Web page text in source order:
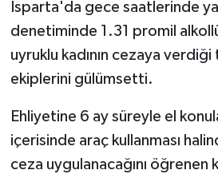
Isparta'da gece saatlerinde
denetiminde 1.31 promil
uyruklu kadının cezaya
ekiplerini gülümsetti.
Ehliyetine 6 ay süreyle el
içerisinde araç kullanması
ceza uygulanacağını öğrenen
Tarihi Yapılarımız
Teknoloji
Türkiye